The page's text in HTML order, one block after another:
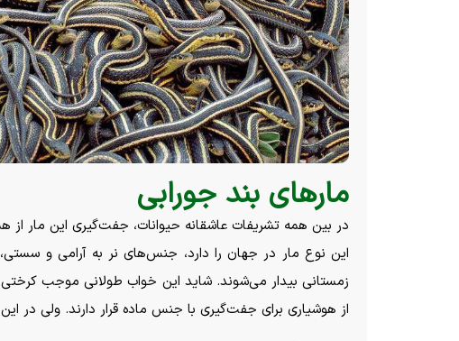
مار‌های بند جورابی
در بین همه تشریفات عاشقانه حیوانات، جفت‌گیری این مار از
این نوع مار در جهان را دارد، جنس‌های نر به آرامی و
زمستانی بیدار می‌شوند. شاید این خواب طولانی موجب
از هوشیاری برای جفت‌گیری با جنس ماده قرار دارند. ولی در این